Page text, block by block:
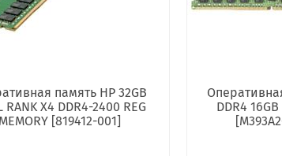
память HP 32GB
RANK X4 DDR4-2400 REG
MEMORY [819412-001]
DDR4